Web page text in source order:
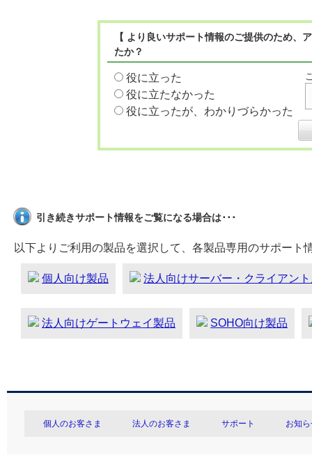
【 より良いサポート情報のご提供のため
たか？
役に立った
役に立たなかった
役に立ったが、わかりづらかった
引き続きサポート情報をご覧になる場合は･･･
以下よりご利用の製品を選択して、各製品専用のサポート
個人向け製品 法人向けサーバー・クライアン
法人向けゲートウェイ製品 SOHO向け製品
個人のお客さま 法人のお客さま サポート お知